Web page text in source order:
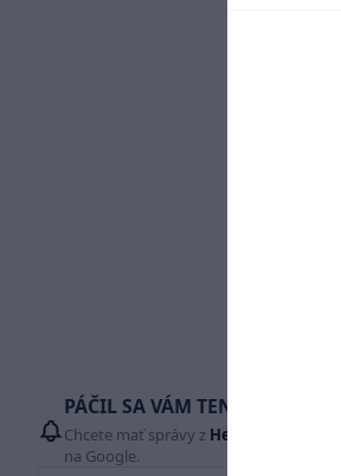
PÁČIL SA VÁM TENTO ČLÁNOK?
Chcete mať správy z Hetrik.sk
na Google.